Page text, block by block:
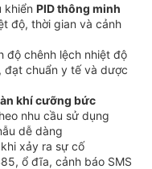
khiển PID thông minh
độ, thời gian và cảnh
độ chênh lệch nhiệt độ
, đạt chuẩn y tế và dược
khí cưỡng bức
nhu cầu sử dụng
dễ dàng
xảy ra sự cố
ổ đĩa, cảnh báo SMS